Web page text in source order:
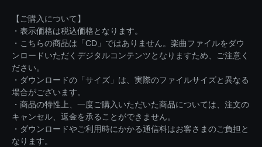
【ご購入について】
・表示価格は税込価格となります。
・こちらの商品は「CD」ではありません。楽曲ファイルをダウ
ンロードいただくデジタルコンテンツとなりますため、ご注意く
ださい。
・ダウンロードの「サイズ」は、実際のファイルサイズと異なる
場合がございます。
・商品の特性上、一度ご購入いただいた商品については、注文の
キャンセル、返金を承ることができません。
・ダウンロードやご利用時にかかる通信料はお客さまのご負担と
なります。